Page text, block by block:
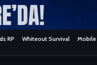
RP Whiteout Survival Mobile